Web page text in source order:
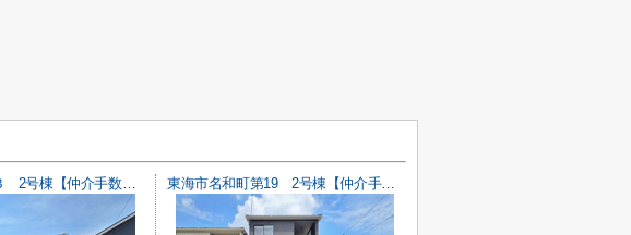
知多市金沢第３ 2号棟【仲介手数料0円】 東海市名和町第19 2号棟【仲介手数料0円】